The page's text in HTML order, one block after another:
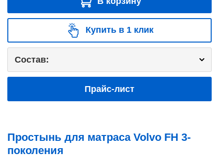
Купить в 1 клик
Состав:
Прайс-лист
Простынь для матраса Volvo FH 3-
поколения